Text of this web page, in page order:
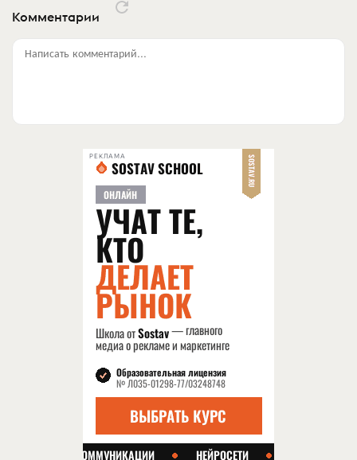
Комментарии
Написать комментарий...
РЕКЛАМА